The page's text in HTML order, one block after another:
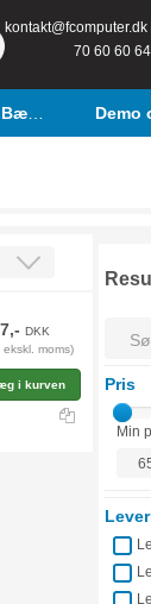
kontakt@fcomputer.dk
70 60 60 64
Refurbished - Bærbar Demo
Pris
Min
DKK
moms)
i kurven